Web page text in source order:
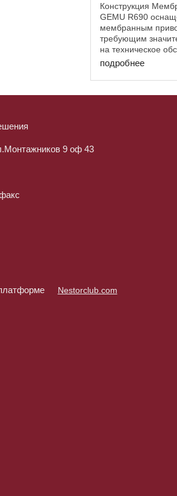
Конструкция
GEMU R690
мембранным
требующим
на техническое
управляемым
нейтральными
распоряжении
подробнее
9 оф 43
Nestorclub.com